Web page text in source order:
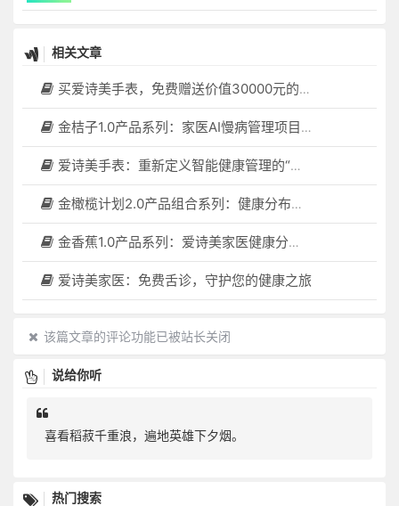
相关文章
买爱诗美手表，免费赠送价值30000元的数智化门店系统一套（含硬件）
金桔子1.0产品系列：家医AI慢病管理项目全国招募区域合伙人，低投入，高回报，长收益
爱诗美手表：重新定义智能健康管理的“医疗级守护者”
金橄榄计划2.0产品组合系列：健康分布机（健康一体机）+慢病管理系统，可落地在健康小屋，社区服务中心等等
金香蕉1.0产品系列：爱诗美家医健康分布机，健康一体机，社区服务中心，药店，健康小屋都需要
爱诗美家医：免费舌诊，守护您的健康之旅
该篇文章的评论功能已被站长关闭
说给你听
喜看稻菽千重浪，遍地英雄下夕烟。
热门搜索